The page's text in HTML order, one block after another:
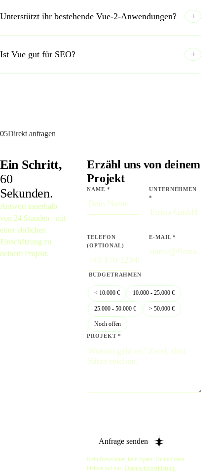
Unterstützt ihr bestehende Vue-2-Anwendungen? +
Ist Vue gut für SEO? +
05Direkt anfragen
Ein Schritt,
60
Sekunden.
Antwort innerhalb
von 24 Stunden - mit
einer ehrlichen
Einschätzung zu
deinem Projekt.
Erzähl uns von deinem
Projekt
NAME *
UNTERNEHMEN
*
TELEFON
(OPTIONAL)
E-MAIL *
BUDGETRAHMEN
< 10.000 € 10.000 - 25.000 €
25.000 - 50.000 € > 50.000 €
Noch offen
PROJEKT *
Anfrage senden
Kein Newsletter, kein Spam. Deine Daten
bleiben bei uns. Datenschutzerklärung